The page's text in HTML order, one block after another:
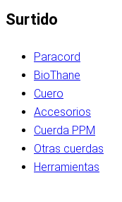
Surtido
Paracord
BioThane
Cuero
Accesorios
Cuerda PPM
Otras cuerdas
Herramientas